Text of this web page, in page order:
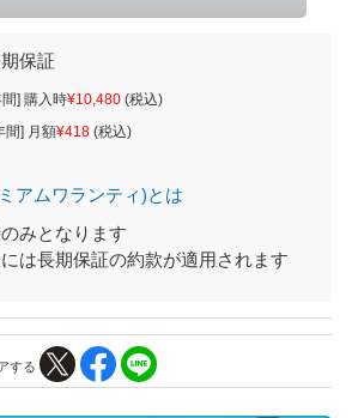
保証
間] 購入時¥10,480(税込)
間] 月額¥418(税込)
アムワランティ)とは
みとなります
は長期保証の約款が適用されます
する